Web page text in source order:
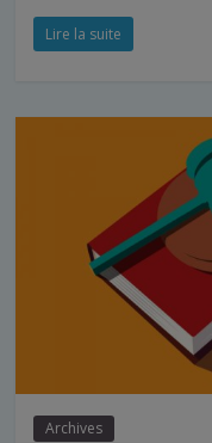
Lire la suite
Archives